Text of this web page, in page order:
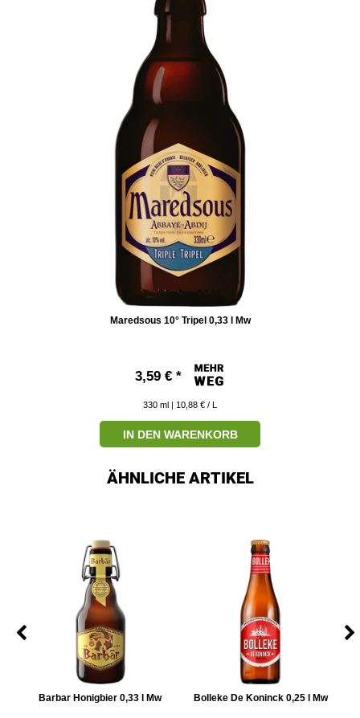
Maredsous 10° Tripel 0,33 l Mw
3,59 € *
330 ml | 10,88 € / L
IN DEN WARENKORB
ÄHNLICHE ARTIKEL
Barbar Honigbier 0,33 l Mw Bolleke De Koninck 0,25 l Mw